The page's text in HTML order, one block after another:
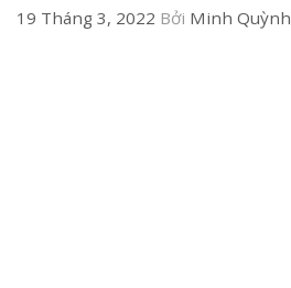
19 Tháng 3, 2022 Bởi Minh Quỳnh